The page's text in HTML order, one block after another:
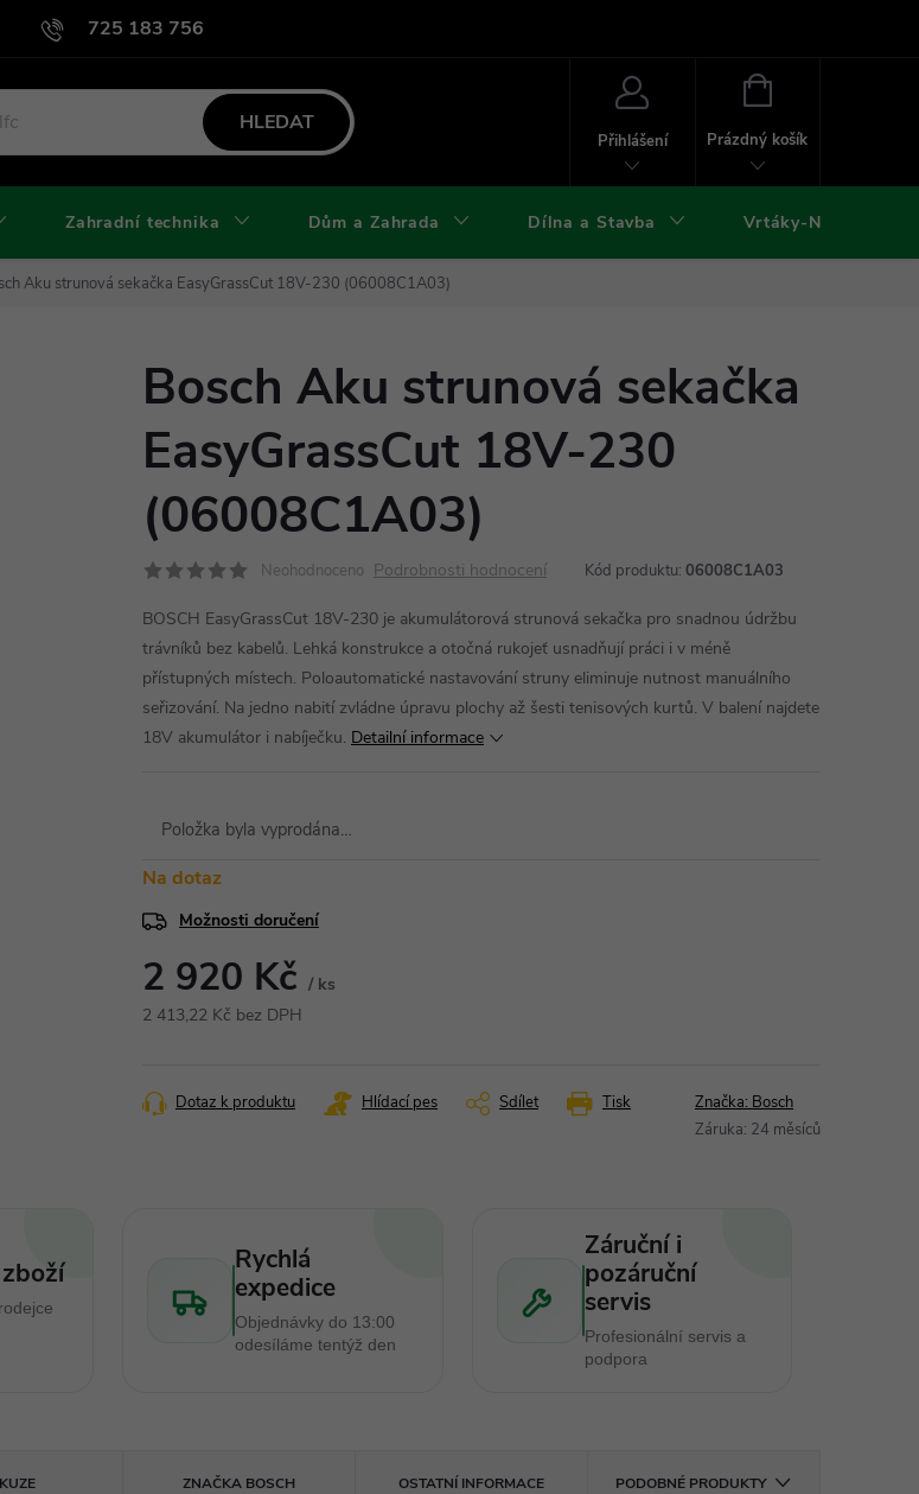
725 183 756
webu Podmínky ochrany osobních údajů a cookies
HLEDAT
Přihlášení
NÁKUPNÍ
Prázdný košík
Zahradní technika Dům a Zahrada Dílna a Stavba Vrtáky-Nástroje
Aku strunová sekačka EasyGrassCut 18V-230 (06008C1A03)
Bosch Aku strunová sekačka
EasyGrassCut 18V-230
(06008C1A03)
Neohodnoceno Podrobnosti hodnocení Kód produktu: 06008C1A03
BOSCH EasyGrassCut 18V-230 je akumulátorová strunová sekačka pro snadnou údržbu
trávníků bez kabelů. Lehká konstrukce a otočná rukojeť usnadňují práci i v méně
přístupných místech. Poloautomatické nastavování struny eliminuje nutnost manuálního
seřizování. Na jedno nabití zvládne úpravu plochy až šesti tenisových kurtů. V balení najdete
18V akumulátor i nabíječku. Detailní informace
Položka byla vyprodána…
Na dotaz
Možnosti doručení
2 920 Kč / ks
2 413,22 Kč bez DPH
Tisk
Dotaz k produktu Hlídací pes Sdílet Značka: Bosch
Záruka: 24 měsíců
Rychlá
expedice
Objednávky do 13:00
odesíláme tentýž den
Záruční i
pozáruční
servis
Profesionální servis a
podpora
ZNAČKABOSCH OSTATNÍ INFORMACE PODOBNÉ PRODUKTY